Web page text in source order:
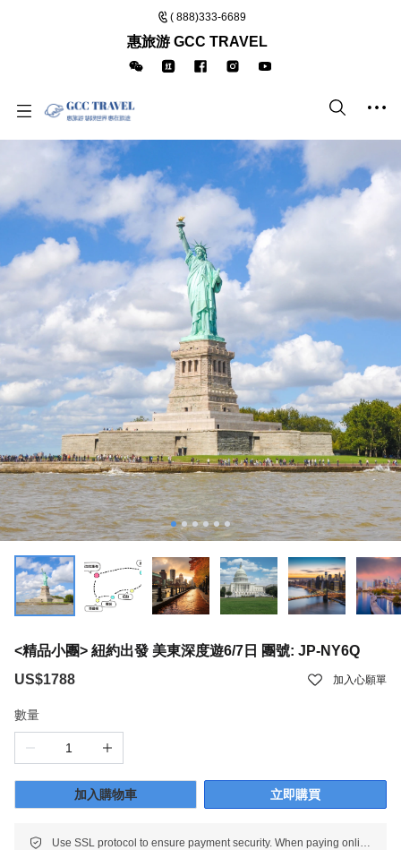
( 888)333-6689
惠旅游 GCC TRAVEL
<精品小團> 紐約出發 美東深度遊6/7日 團號: JP-NY6Q
US$1788
加入心願單
數量
加入購物車 立即購買
Use SSL protocol to ensure payment security. When paying online, your payment information is protected.